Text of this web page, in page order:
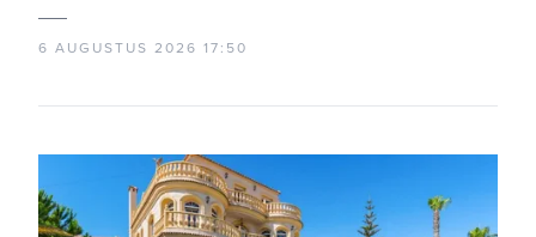
6 AUGUSTUS 2026 17:50